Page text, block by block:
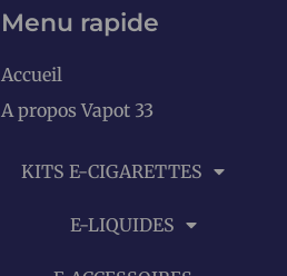
Menu rapide
Accueil
A propos Vapot 33
KITS E-CIGARETTES
E-LIQUIDES